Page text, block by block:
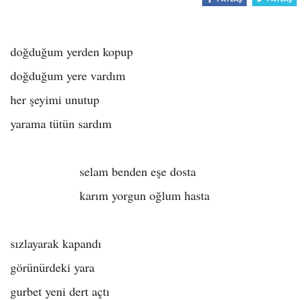
doğduğum yerden kopup
doğduğum yere vardım
her şeyimi unutup
yarama tütün sardım
selam benden eşe dosta
karım yorgun oğlum hasta
sızlayarak kapandı
görünürdeki yara
gurbet yeni dert açtı